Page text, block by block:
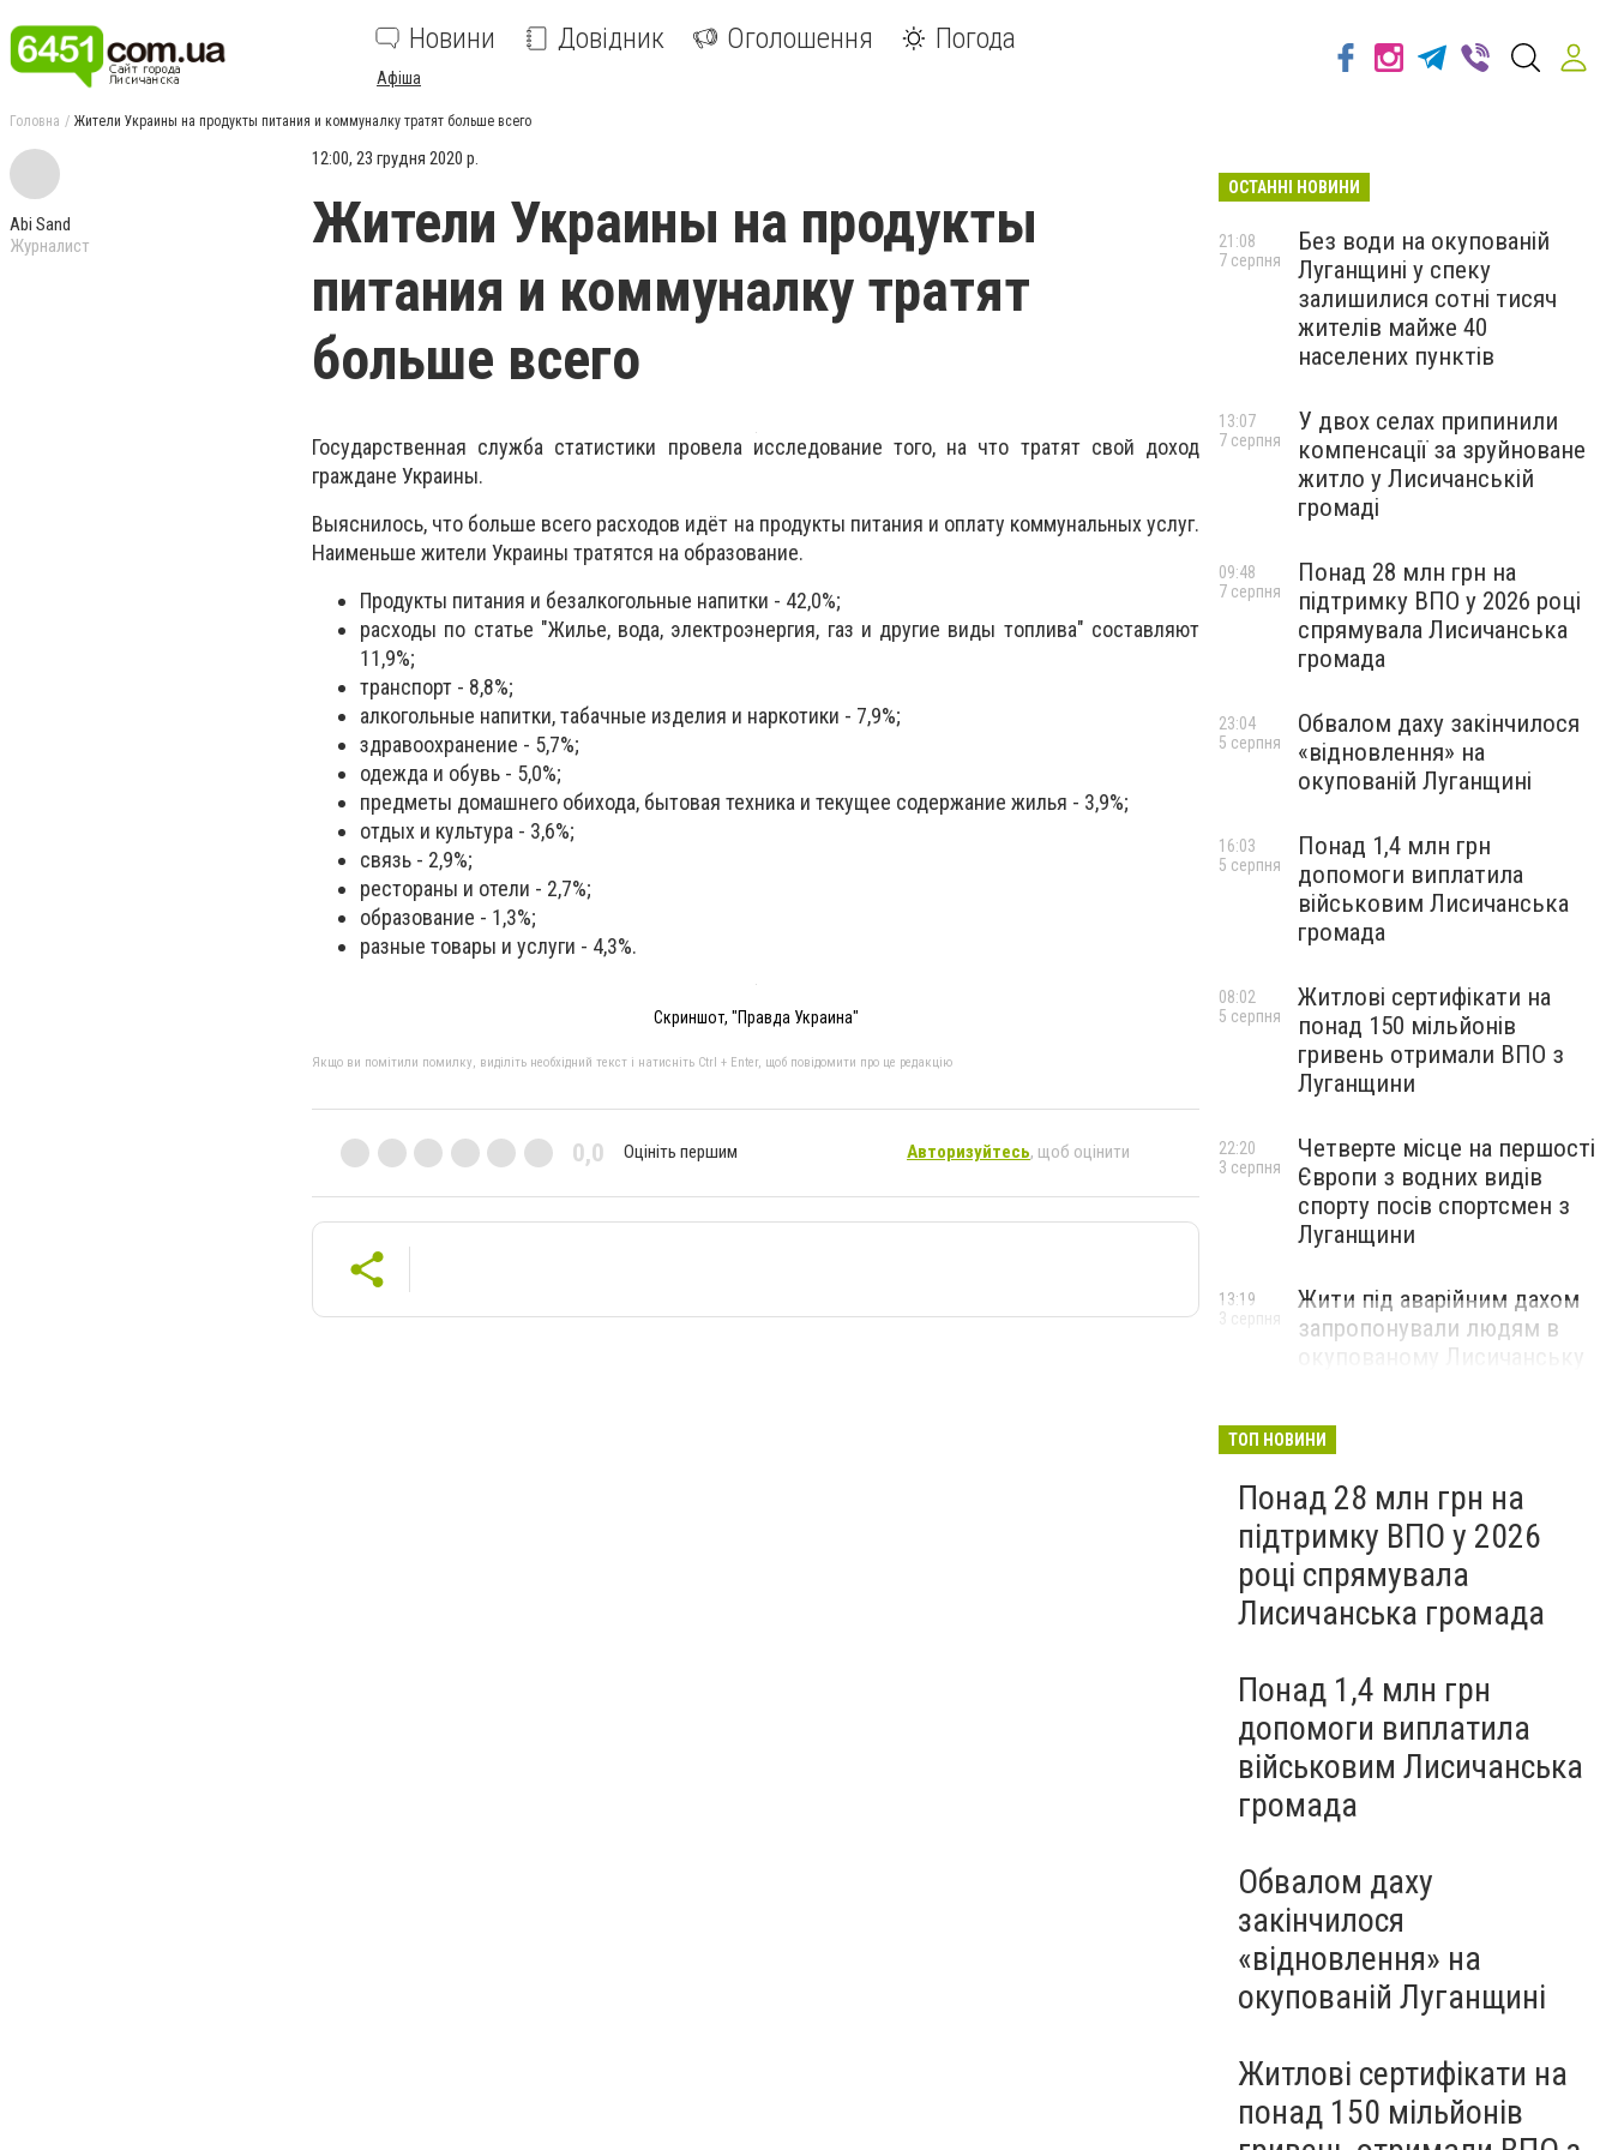
Новини Довідник Оголошення Погода
Афіша
Головна Жители Украины на продукты питания и коммуналку тратят больше всего
Abi Sand
Журналист
12:00, 23 грудня 2020 р.
Жители Украины на продукты
питания и коммуналку тратят
больше всего
Государственная служба статистики провела исследование того, на что тратят свой доход
граждане Украины.
Выяснилось, что больше всего расходов идёт на продукты питания и оплату коммунальных услуг.
Наименьше жители Украины тратятся на образование.
Продукты питания и безалкогольные напитки - 42,0%;
расходы по статье "Жилье, вода, электроэнергия, газ и другие виды топлива" составляют
11,9%;
транспорт - 8,8%;
алкогольные напитки, табачные изделия и наркотики - 7,9%;
здравоохранение - 5,7%;
одежда и обувь - 5,0%;
предметы домашнего обихода, бытовая техника и текущее содержание жилья - 3,9%;
отдых и культура - 3,6%;
связь - 2,9%;
рестораны и отели - 2,7%;
образование - 1,3%;
разные товары и услуги - 4,3%.
Скриншот, "Правда Украина"
Якщо ви помітили помилку, виділіть необхідний текст і натисніть Ctrl + Enter, щоб повідомити про це редакцію
0,0 Оцініть першим Авторизуйтесь, щоб оцінити
ОСТАННІ НОВИНИ
Без води на окупованій
Луганщині у спеку
залишилися сотні тисяч
жителів майже 40
населених пунктів
21:08
7 серпня
У двох селах припинили
компенсації за зруйноване
житло у Лисичанській
громаді
13:07
7 серпня
Понад 28 млн грн на
підтримку ВПО у 2026 році
спрямувала Лисичанська
громада
09:48
7 серпня
Обвалом даху закінчилося
«відновлення» на
окупованій Луганщині
23:04
5 серпня
Понад 1,4 млн грн
допомоги виплатила
військовим Лисичанська
громада
16:03
5 серпня
Житлові сертифікати на
понад 150 мільйонів
гривень отримали ВПО з
Луганщини
08:02
5 серпня
Четверте місце на першості
Європи з водних видів
спорту посів спортсмен з
Луганщини
22:20
3 серпня
Жити під аварійним дахом
запропонували людям в
окупованому Лисичанську
13:19
3 серпня
ТОП НОВИНИ
Понад 28 млн грн на
підтримку ВПО у 2026
році спрямувала
Лисичанська громада
Понад 1,4 млн грн
допомоги виплатила
військовим Лисичанська
громада
Обвалом даху
закінчилося
«відновлення» на
окупованій Луганщині
Житлові сертифікати на
понад 150 мільйонів